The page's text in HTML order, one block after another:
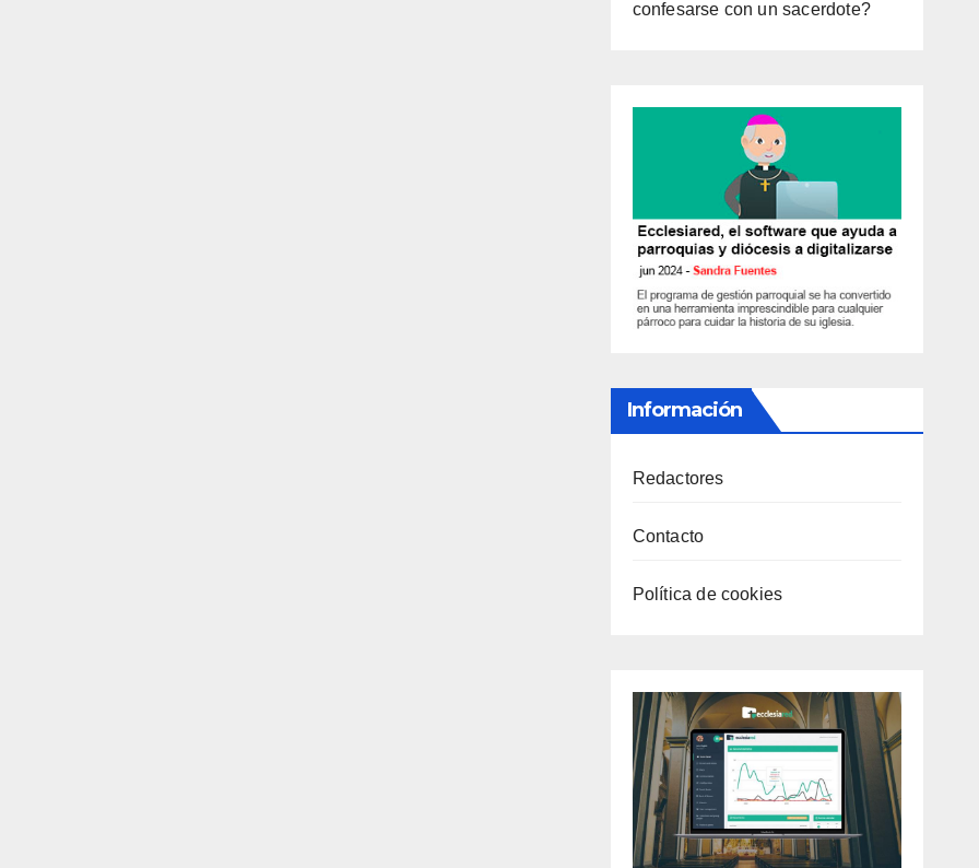
confesarse con un sacerdote?
Información
Redactores
Contacto
Política de cookies